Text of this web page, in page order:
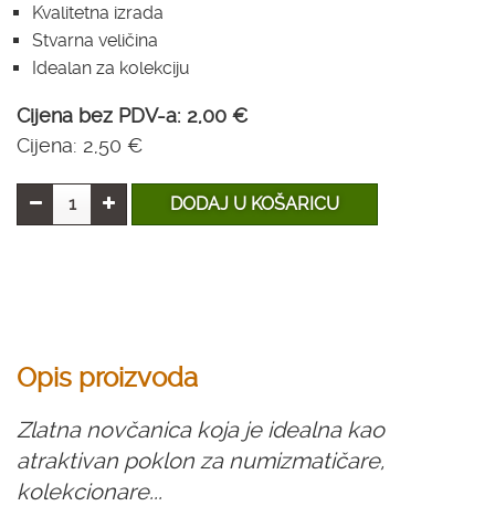
Kvalitetna izrada
Stvarna veličina
Idealan za kolekciju
Cijena bez PDV-a: 2,00 €
Cijena: 2,50 €
DODAJ U KOŠARICU
Opis proizvoda
Zlatna novčanica koja je idealna kao
atraktivan poklon za numizmatičare,
kolekcionare...